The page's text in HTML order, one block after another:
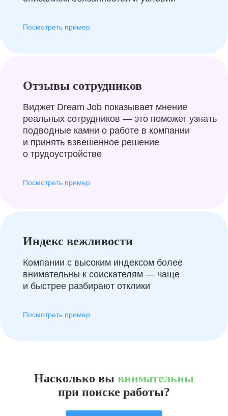
Посмотреть пример
Отзывы сотрудников
Виджет Dream Job показывает мнение
реальных сотрудников — это поможет узнать
подводные камни о работе в компании
и принять взвешенное решение
о трудоустройстве
Посмотреть пример
Индекс вежливости
Компании с высоким индексом более
внимательны к соискателям — чаще
и быстрее разбирают отклики
Посмотреть пример
Насколько вы внимательны
при поиске работы?